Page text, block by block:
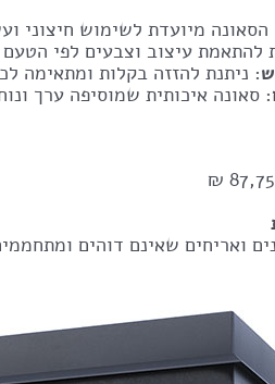
הסאונה מיועדת לשימוש חיצוני
להתאמת עיצוב וצבעים לפי
: ניתנת להזזה בקלות ומתאימה
: סאונה איכותית שמוסיפה ערך
ואריחים שאינם דוהים